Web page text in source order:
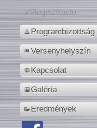
Regisztráció
Programbizottság
Versenyhelyszín
Kapcsolat
Galéria
Eredmények